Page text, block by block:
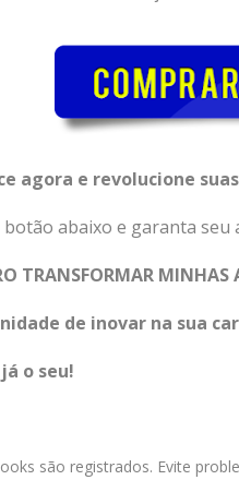
agora e revolucione
botão abaixo e garanta seu
TRANSFORMAR MINHAS
de inovar na sua
o seu!
são registrados. Evite